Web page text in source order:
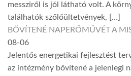
messziről is jól látható volt. A
találhatók szőlőültetvények, […]
BŐVÍTENÉ NAPERŐMŰVÉT A
08-06
Jelentős energetikai fejlesztést
az intézmény bővítené a jelenlegi